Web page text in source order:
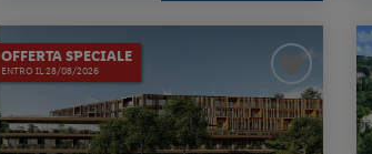
OFFERTA SPECIALE
ENTRO IL 28/08/2026